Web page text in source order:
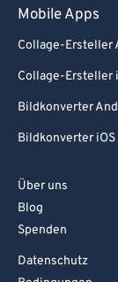
Mobile Apps
Collage-Ersteller
Collage-Ersteller
Bildkonverter
Bildkonverter iOS
Über uns
Blog
Spenden
Datenschutz